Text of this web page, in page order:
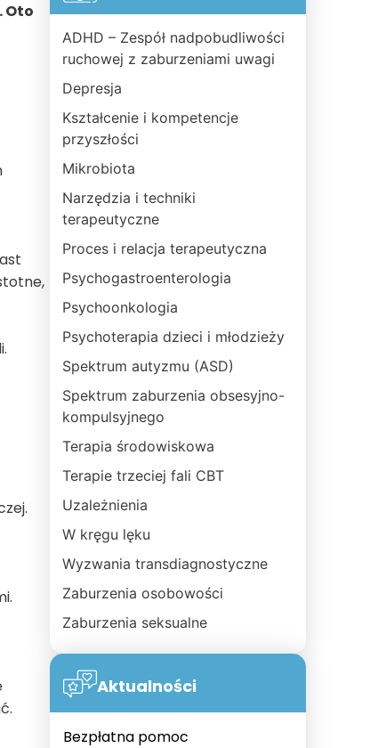
Oto
ADHD – Zespół nadpobudliwości
ruchowej z zaburzeniami uwagi
Depresja
Kształcenie i kompetencje
przyszłości
Mikrobiota
Narzędzia i techniki
terapeutyczne
Proces i relacja terapeutyczna
Psychogastroenterologia
Psychoonkologia
Psychoterapia dzieci i młodzieży
Spektrum autyzmu (ASD)
Spektrum zaburzenia obsesyjno-
kompulsyjnego
Terapia środowiskowa
Terapie trzeciej fali CBT
Uzależnienia
W kręgu lęku
Wyzwania transdiagnostyczne
Zaburzenia osobowości
Zaburzenia seksualne
Aktualności
Bezpłatna pomoc